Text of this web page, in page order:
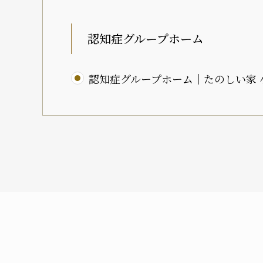
認知症グループホーム
認知症グループホーム｜たのしい家